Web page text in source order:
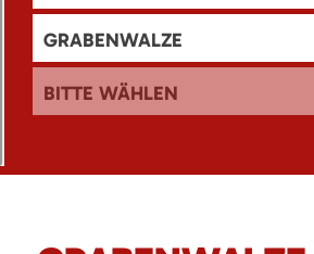
GRABENWALZE
BITTE WÄHLEN